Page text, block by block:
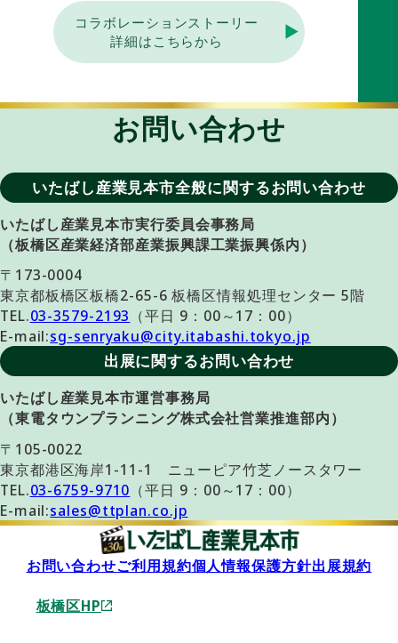
コラボレーションストーリー
詳細はこちらから
お問い合わせ
いたばし産業見本市全般に関するお問い合わせ
いたばし産業見本市実行委員会事務局
（板橋区産業経済部産業振興課工業振興係内）
〒173-0004
東京都板橋区板橋2-65-6 板橋区情報処理センター 5階
TEL.03-3579-2193 （平日 9：00～17：00）
E-mail:sg-senryaku@city.itabashi.tokyo.jp
出展に関するお問い合わせ
いたばし産業見本市運営事務局
（東電タウンプランニング株式会社営業推進部内）
〒105-0022
東京都港区海岸1-11-1 ニューピア竹芝ノースタワー
TEL.03-6759-9710 （平日 9：00～17：00）
E-mail:sales@ttplan.co.jp
お問い合わせご利用規約個人情報保護方針出展規約
板橋区HP